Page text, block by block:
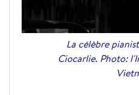
La célèbre
Ciocarlie. Photo: